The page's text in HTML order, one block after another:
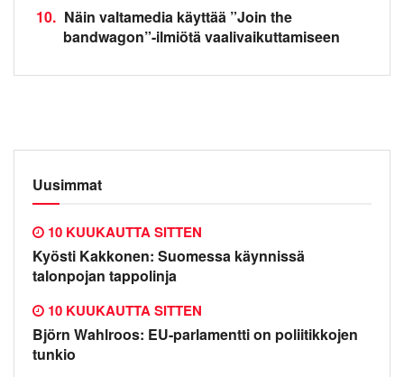
10. Näin valtamedia käyttää ”Join the
bandwagon”-ilmiötä vaalivaikuttamiseen
Uusimmat
Kyösti Kakkonen: Suomessa käynnissä
talonpojan tappolinja
10 KUUKAUTTA SITTEN
Björn Wahlroos: EU-parlamentti on poliitikkojen
tunkio
10 KUUKAUTTA SITTEN